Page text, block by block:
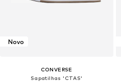
Novo
CONVERSE
Sapatilhas 'CTAS'